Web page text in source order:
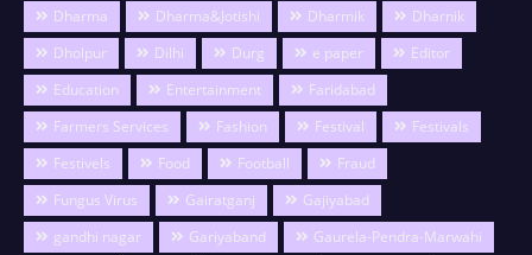
Dharma
Dharma&Jotishi Dharmik
Dharnik
Dholpur
Dilhi Durg e paper
Editor
Education
Entertainment
Faridabad
Farmers Services
Fashion Festival
Festivals
Festivels
Food Football
Fraud
Fungus Virus
Gairatganj
Gajiyabad
gandhi nagar
Gariyaband
Gaurela-Pendra-Marwahi